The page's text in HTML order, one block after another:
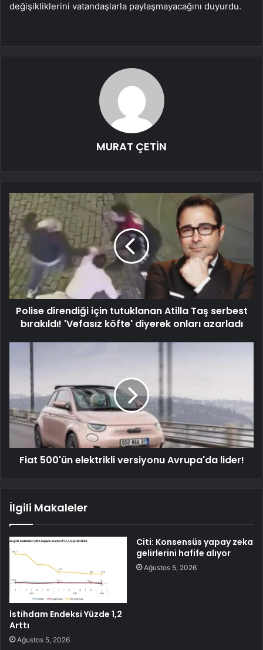
değişikliklerini vatandaşlarla paylaşmayacağını duyurdu.
MURAT ÇETİN
Polise direndiği için tutuklanan Atilla Taş serbest
bırakıldı! 'Vefasız köfte' diyerek onları azarladı
Fiat 500'ün elektrikli versiyonu Avrupa'da lider!
İlgili Makaleler
İstihdam Endeksi Yüzde 1,2
Arttı
Ağustos 5, 2026
Citi: Konsensüs yapay zeka
gelirlerini hafife alıyor
Ağustos 5, 2026